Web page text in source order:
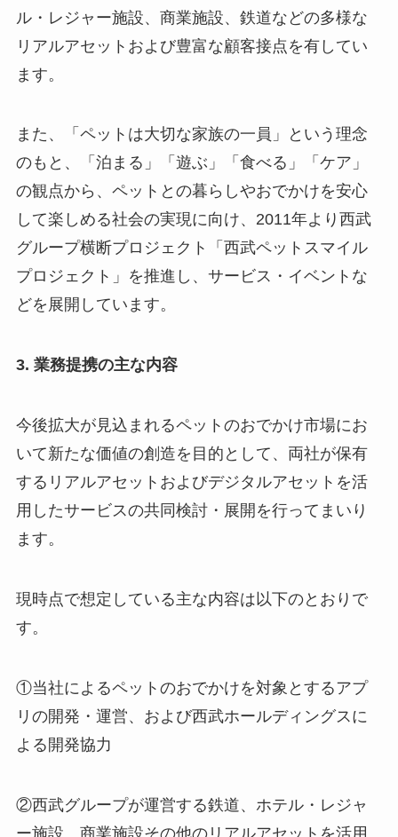
ル・レジャー施設、商業施設、鉄道などの多様な
リアルアセットおよび豊富な顧客接点を有してい
ます。
また、「ペットは大切な家族の一員」という理念
のもと、「泊まる」「遊ぶ」「食べる」「ケア」
の観点から、ペットとの暮らしやおでかけを安心
して楽しめる社会の実現に向け、2011年より西武
グループ横断プロジェクト「西武ペットスマイル
プロジェクト」を推進し、サービス・イベントな
どを展開しています。
3. 業務提携の主な内容
今後拡大が見込まれるペットのおでかけ市場にお
いて新たな価値の創造を目的として、両社が保有
するリアルアセットおよびデジタルアセットを活
用したサービスの共同検討・展開を行ってまいり
ます。
現時点で想定している主な内容は以下のとおりで
す。
①当社によるペットのおでかけを対象とするアプ
リの開発・運営、および西武ホールディングスに
よる開発協力
②西武グループが運営する鉄道、ホテル・レジャ
ー施設、商業施設その他のリアルアセットを活用